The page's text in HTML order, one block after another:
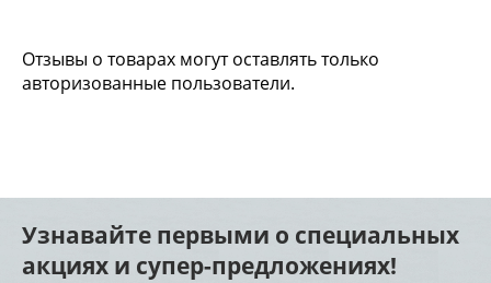
Отзывы о товарах могут оставлять только
авторизованные пользователи.
Узнавайте первыми о специальных
акциях и супер-предложениях!